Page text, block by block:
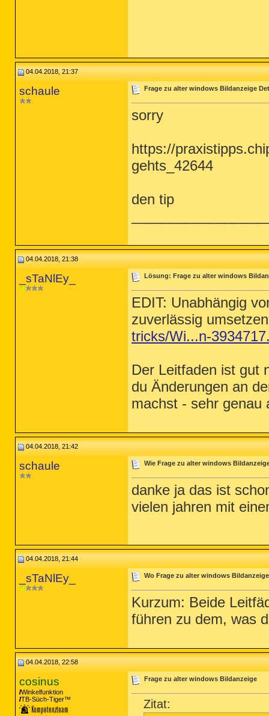
04.04.2018, 21:37
schaule Frage zu alter windows Bildanzeige
sorry
https://
gehts_42644
den tip
04.04.2018, 21:38
_sTaNlEy_ Lösung: Frage zu alter windows
EDIT: Unabhängig
zuverlässig
tricks/Wi...n-
Der Leitfaden ist gut
du Änderungen an
machst - sehr genau
04.04.2018, 21:42
schaule Wie Frage zu alter windows
danke ja das ist
vielen jahren mit
04.04.2018, 21:44
_sTaNlEy_ Wo Frage zu alter windows
Kurzum: Beide
führen zu dem, was
04.04.2018, 22:58
cosinus
Winkelfunktion
TB-Süch-Tiger™
Frage zu alter windows Bildanzeige
Zitat: